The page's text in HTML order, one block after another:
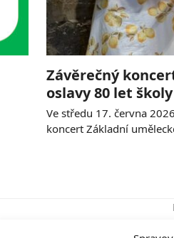
Závěrečný
oslavy 80 let školy
Ve středu 17. června
koncert Základní